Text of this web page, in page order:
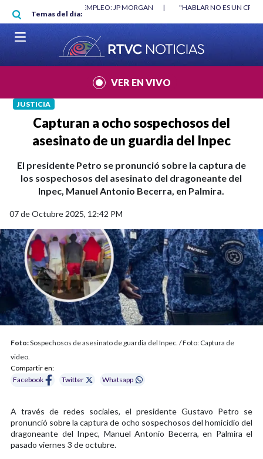
Pasar al contenido principal
Temas del día:
"HABLAR NO ES UN CRIMEN": CARTA DE BETO CORAL |
VER EN VIVO
JUSTICIA
Capturan a ocho sospechosos del
asesinato de un guardia del Inpec
El presidente Petro se pronunció sobre la captura de
los sospechosos del asesinato del dragoneante del
Inpec, Manuel Antonio Becerra, en Palmira.
07 de Octubre 2025, 12:42 PM
Foto:Sospechosos de asesinato de guardia del Inpec. / Foto: Captura de
video.
Compartir en:
Facebook
Twitter Whatsapp
A través de redes sociales, el presidente Gustavo Petro se
pronunció sobre la captura de ocho sospechosos del homicidio del
dragoneante del Inpec, Manuel Antonio Becerra, en Palmira el
pasado viernes 3 de octubre.